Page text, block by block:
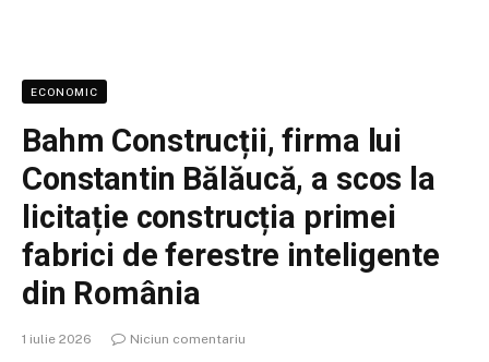
ECONOMIC
Bahm Construcții, firma lui
Constantin Bălăucă, a scos la
licitație construcția primei
fabrici de ferestre inteligente
din România
1 iulie 2026 Niciun comentariu